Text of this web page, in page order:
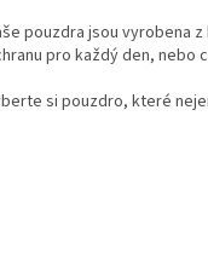
pouzdra jsou vyrobena
pro každý den, nebo
si pouzdro, které